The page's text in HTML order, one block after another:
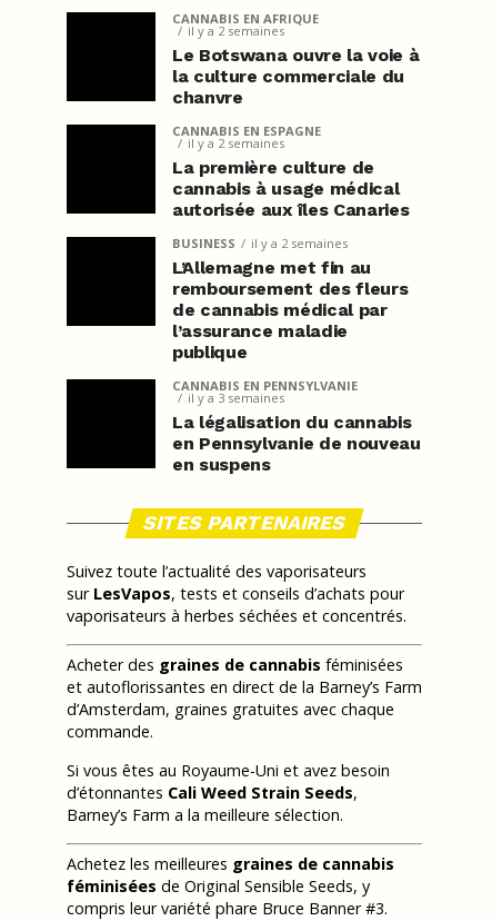
CANNABIS EN AFRIQUE
il y a 2 semaines
Le Botswana ouvre la voie à
la culture commerciale du
chanvre
CANNABIS EN ESPAGNE
il y a 2 semaines
La première culture de
cannabis à usage médical
autorisée aux îles Canaries
BUSINESS il y a 2 semaines
L’Allemagne met fin au
remboursement des fleurs
de cannabis médical par
l’assurance maladie
publique
CANNABIS EN PENNSYLVANIE
il y a 3 semaines
La légalisation du cannabis
en Pennsylvanie de nouveau
en suspens
SITES PARTENAIRES
Suivez toute l’actualité des vaporisateurs
sur LesVapos, tests et conseils d’achats pour
vaporisateurs à herbes séchées et concentrés.
Acheter des graines de cannabis féminisées
et autoflorissantes en direct de la Barney’s Farm
d’Amsterdam, graines gratuites avec chaque
commande.
Si vous êtes au Royaume-Uni et avez besoin
d’étonnantes Cali Weed Strain Seeds,
Barney’s Farm a la meilleure sélection.
Achetez les meilleures graines de cannabis
féminisées de Original Sensible Seeds, y
compris leur variété phare Bruce Banner #3.